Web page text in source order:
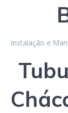
Instalação e